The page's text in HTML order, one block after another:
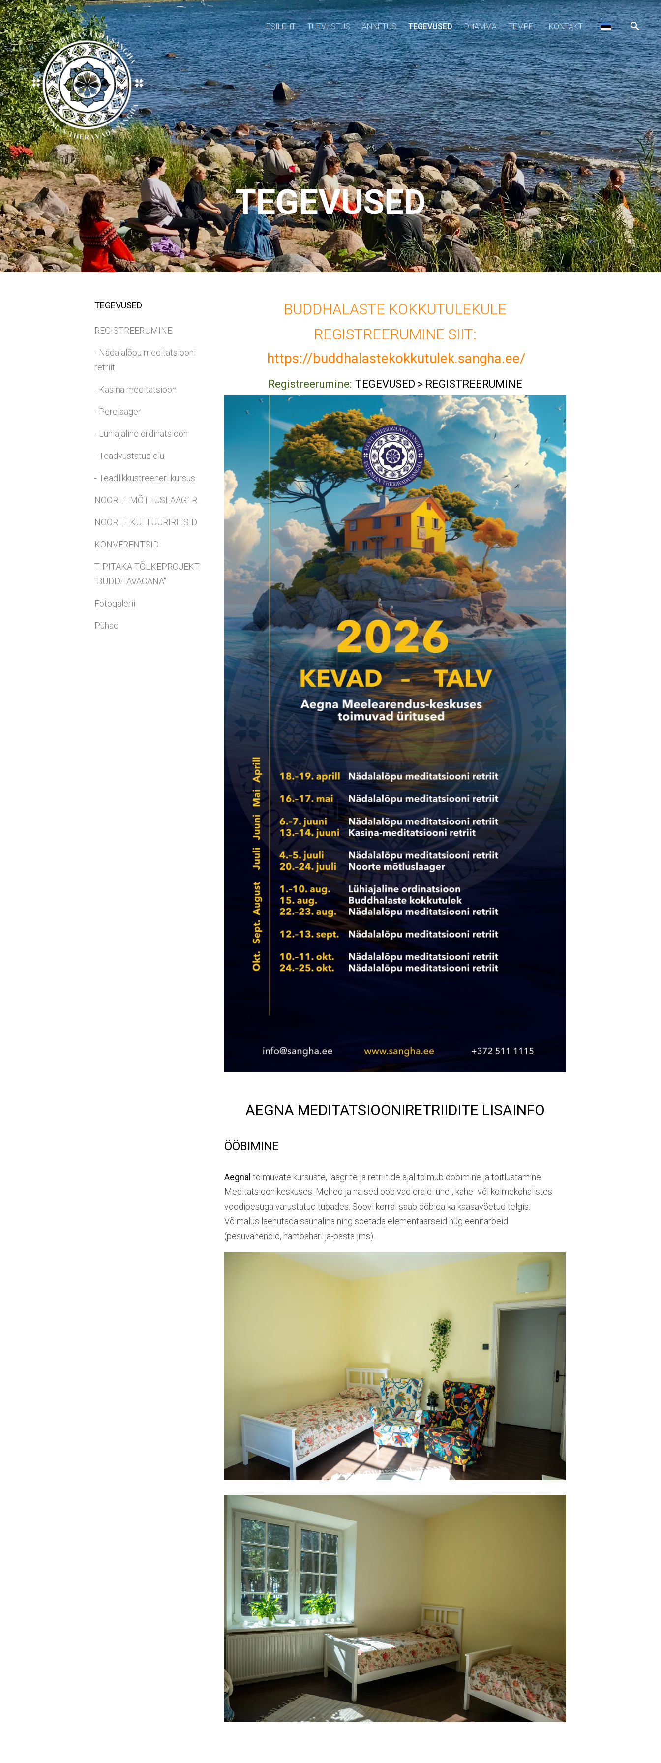
ESILEHT TUTVUSTUS ANNETUS TEGEVUSED DHAMMA TEMPEL KONTAKT
TEGEVUSED
TEGEVUSED
REGISTREERUMINE
- Nädalalõpu meditatsiooni
retriit
- Kasina meditatsioon
- Perelaager
- Lühiajaline ordinatsioon
- Teadvustatud elu
- Teadlikkustreeneri kursus
NOORTE MÕTLUSLAAGER
NOORTE KULTUURIREISID
KONVERENTSID
TIPITAKA TÕLKEPROJEKT
"BUDDHAVACANA"
Fotogalerii
Pühad
BUDDHALASTE KOKKUTULEKULE
REGISTREERUMINE SIIT:
https://buddhalastekokkutulek.sangha.ee/
Registreerumine: TEGEVUSED > REGISTREERUMINE
AEGNA MEDITATSIOONIRETRIIDITE LISAINFO
ÖÖBIMINE
Aegnal toimuvate kursuste, laagrite ja retriitide ajal toimub ööbimine ja toitlustamine
Meditatsioonikeskuses. Mehed ja naised ööbivad eraldi ühe-, kahe- või kolmekohalistes
voodipesuga varustatud tubades. Soovi korral saab ööbida ka kaasavõetud telgis.
Võimalus laenutada saunalina ning soetada elementaarseid hügieenitarbeid
(pesuvahendid, hambahari ja-pasta jms).